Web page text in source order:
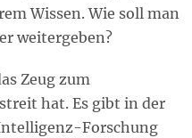
Wissen. Wie soll man
weitergeben?
Zeug zum
hat. Es gibt in der
Forschung